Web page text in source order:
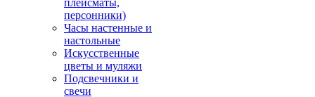
плейсматы,
персонники)
Часы настенные и
настольные
Искусственные
цветы и муляжи
Подсвечники и
свечи